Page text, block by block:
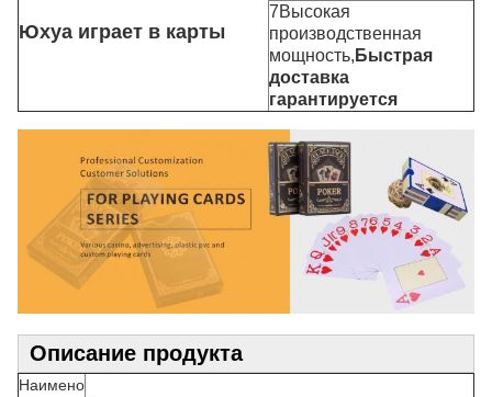
Юхуа играет в карты
7Высокая
производственная
мощность, Быстрая
доставка
гарантируется
Описание продукта
Наимено